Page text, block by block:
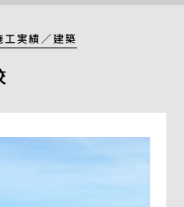
工実績／建築
セス
ンツ